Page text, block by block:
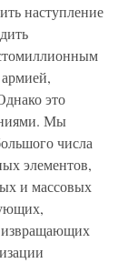
наступление
это
Мы
числа
элементов,
и массовых